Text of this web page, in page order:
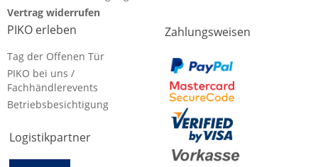
Vertrag widerrufen
PIKO erleben
Tag der Offenen Tür
PIKO bei uns /
Fachhändlerevents
Betriebsbesichtigung
Logistikpartner
Zahlungsweisen